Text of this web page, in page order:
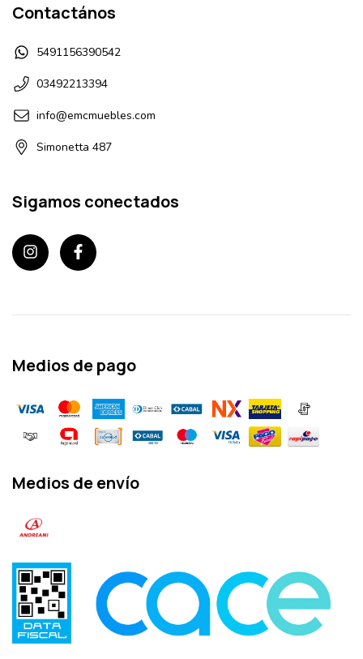
Contactános
5491156390542
03492213394
info@emcmuebles.com
Simonetta 487
Sigamos conectados
Medios de pago
Medios de envío